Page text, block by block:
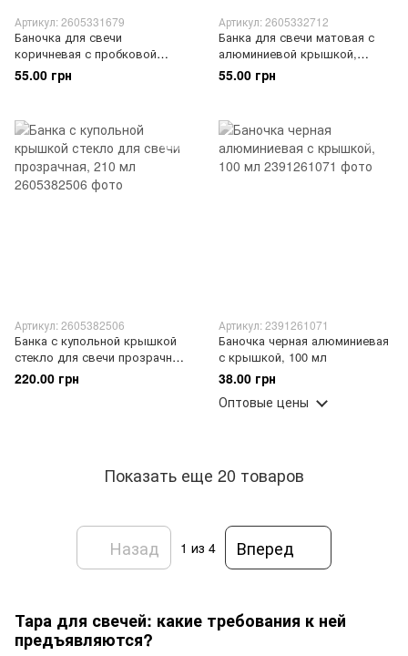
Артикул: 2605331679
Баночка для свечи
коричневая с пробковой
крышкой, 100 мл
55.00 грн
Артикул: 2605332712
Банка для свечи матовая с
алюминиевой крышкой,
стеклянная 100 мл
55.00 грн
Артикул: 2605382506
Банка с купольной крышкой
стекло для свечи прозрачная,
210 мл
220.00 грн
Артикул: 2391261071
Баночка черная алюминиевая
с крышкой, 100 мл
38.00 грн
Оптовые цены
Показать еще 20 товаров
Назад 1 из 4 Вперед
Тара для свечей: какие требования к ней
предъявляются?